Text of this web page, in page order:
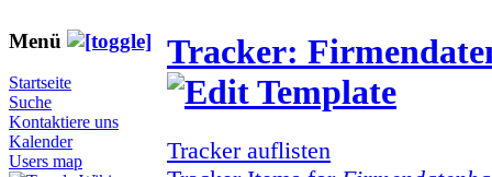
Menü
Startseite
Suche
Kontaktiere uns
Kalender
Users map
Tracker:
Tracker auflisten